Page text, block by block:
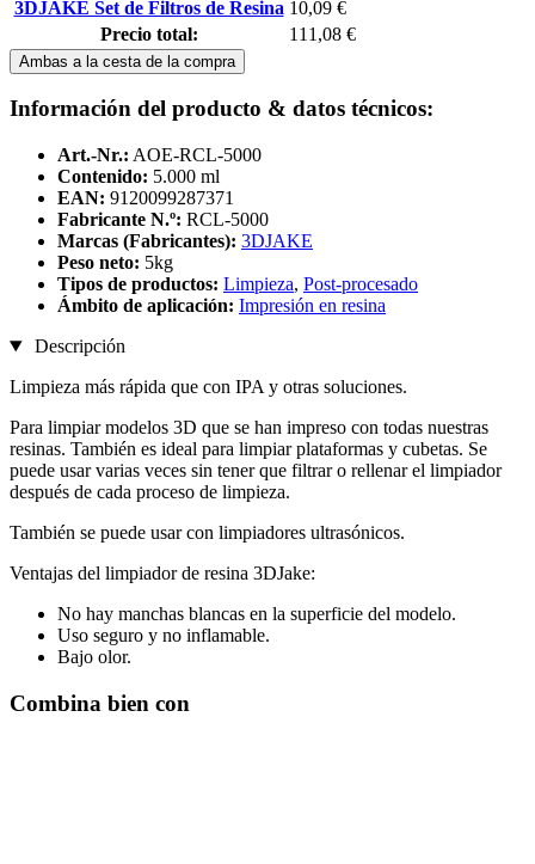
3DJAKE Set de Filtros de Resina 10,09 €
Precio total:
111,08 €
Ambas a la cesta de la compra
Información del producto & datos técnicos:
Art.-Nr.: AOE-RCL-5000
Contenido: 5.000 ml
EAN: 9120099287371
Fabricante N.º: RCL-5000
Marcas (Fabricantes): 3DJAKE
Peso neto: 5kg
Tipos de productos: Limpieza, Post-procesado
Ámbito de aplicación: Impresión en resina
Descripción
Limpieza más rápida que con IPA y otras soluciones.
Para limpiar modelos 3D que se han impreso con todas nuestras
resinas. También es ideal para limpiar plataformas y cubetas. Se
puede usar varias veces sin tener que filtrar o rellenar el limpiador
después de cada proceso de limpieza.
También se puede usar con limpiadores ultrasónicos.
Ventajas del limpiador de resina 3DJake:
No hay manchas blancas en la superficie del modelo.
Uso seguro y no inflamable.
Bajo olor.
Combina bien con